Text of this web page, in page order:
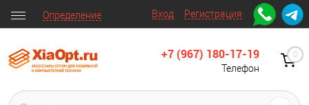
Вход Регистрация
Определение
+7 (967) 180-17-19
Телефон
0